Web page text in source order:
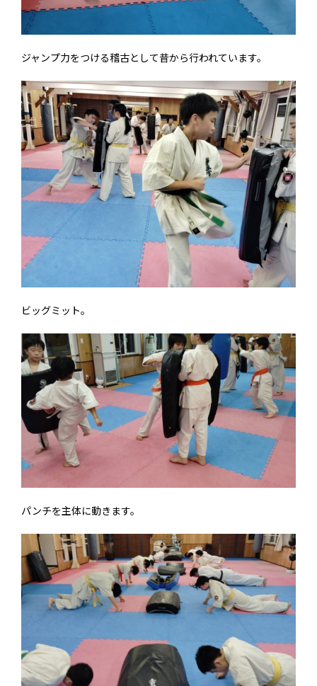
ジャンプ力をつける稽古として昔から行われています。
ビッグミット。
パンチを主体に動きます。